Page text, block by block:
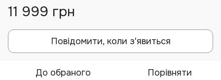
11 999 грн
Повідомити, коли з'явиться
До обраного Порівняти